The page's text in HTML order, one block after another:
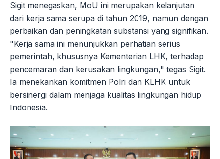
Sigit menegaskan, MoU ini merupakan kelanjutan
dari kerja sama serupa di tahun 2019, namun dengan
perbaikan dan peningkatan substansi yang signifikan.
"Kerja sama ini menunjukkan perhatian serius
pemerintah, khususnya Kementerian LHK, terhadap
pencemaran dan kerusakan lingkungan," tegas Sigit.
Ia menekankan komitmen Polri dan KLHK untuk
bersinergi dalam menjaga kualitas lingkungan hidup
Indonesia.